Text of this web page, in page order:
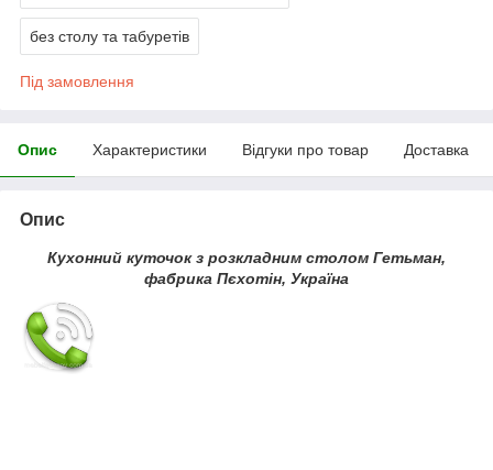
без столу та табуретів
Під замовлення
Опис Характеристики Відгуки про товар Доставка
Опис
Кухонний куточок з розкладним столом Гетьман,
фабрика Пєхотін, Україна